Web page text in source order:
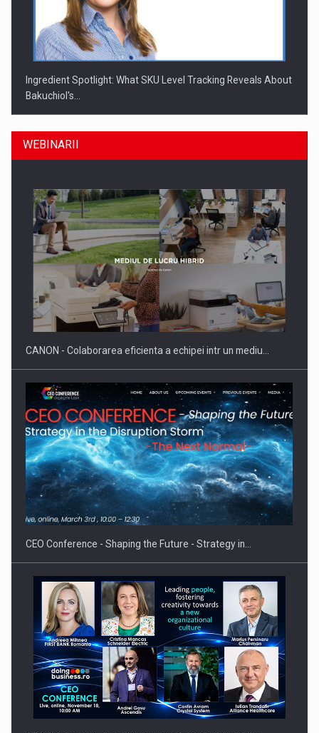
Ingredient Spotlight: What SKU Level Tracking Reveals About
Bakuchiol's…
Producatorii si comerciantii care nu se supun noilor
reglementari…
Proteinmaxxing and the Future of Protein Demand
WEBINARII
CANON - Colaborarea eficienta a echipei intr un mediu…
CEO Conference - Shaping the Future - Strategy in…